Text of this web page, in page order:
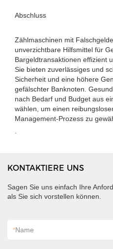
Abschluss
Zählmaschinen mit
unverzichtbare Hilfsmittel für
Bargeldtransaktionen effizient
Sie bieten zuverlässiges und
Sicherheit und eine höhere
gefälschter Banknoten.
nach Bedarf und Budget aus
wählen, um einen
Management-Prozess zu
KONTAKTIERE UNS
Sagen Sie uns einfach Ihre
als Sie sich vorstellen können.
*Name